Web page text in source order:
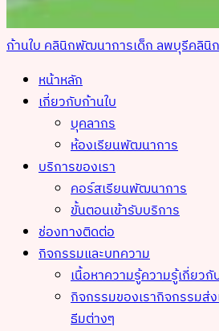
ก้านใบ คลินิกพัฒนาการเด็ก ลพบุรีคลินิ
หน้าหลัก
เกี่ยวกับก้านใบ
บุคลากร
ห้องเรียนพัฒนาการ
บริการของเรา
คอร์สเรียนพัฒนาการ
ขั้นตอนเข้ารับบริการ
ช่องทางติดต่อ
กิจกรรมและบทความ
เนื้อหาความรู้ความรู้เกี่ยว
กิจกรรมของเรากิจกรรมส่
ธีมต่างๆ